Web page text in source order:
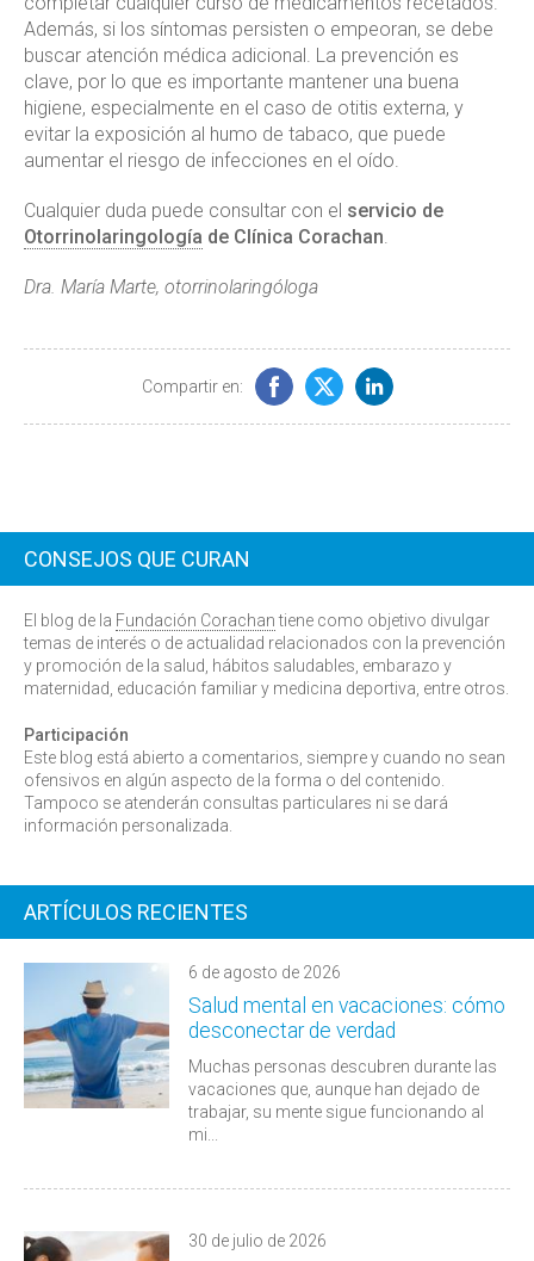
Además, si los síntomas persisten o empeoran, se debe
buscar atención médica adicional. La prevención es
clave, por lo que es importante mantener una buena
higiene, especialmente en el caso de otitis externa, y
evitar la exposición al humo de tabaco, que puede
aumentar el riesgo de infecciones en el oído.
Cualquier duda puede consultar con el servicio de
Otorrinolaringología de Clínica Corachan.
Dra. María Marte, otorrinolaringóloga
Compartir en:
CONSEJOS QUE CURAN
El blog de la Fundación Corachantiene como objetivo divulgar
temas de interés o de actualidad relacionados con la prevención
y promoción de la salud, hábitos saludables, embarazo y
maternidad, educación familiar y medicina deportiva, entre otros.
Participación
Este blog está abierto a comentarios, siempre y cuando no sean
ofensivos en algún aspecto de la forma o del contenido.
Tampoco se atenderán consultas particulares ni se dará
información personalizada.
ARTÍCULOS RECIENTES
6 de agosto de 2026
Salud mental en vacaciones: cómo
desconectar de verdad
Muchas personas descubren durante las
vacaciones que, aunque han dejado de
trabajar, su mente sigue funcionando al
mi...
30 de julio de 2026